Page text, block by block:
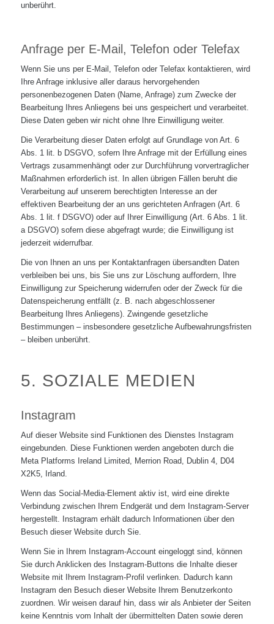
unberührt.
Anfrage per E-Mail, Telefon oder Telefax
Wenn Sie uns per E-Mail, Telefon oder Telefax kontaktieren, wird
Ihre Anfrage inklusive aller daraus hervorgehenden
personenbezogenen Daten (Name, Anfrage) zum Zwecke der
Bearbeitung Ihres Anliegens bei uns gespeichert und verarbeitet.
Diese Daten geben wir nicht ohne Ihre Einwilligung weiter.
Die Verarbeitung dieser Daten erfolgt auf Grundlage von Art. 6
Abs. 1 lit. b DSGVO, sofern Ihre Anfrage mit der Erfüllung eines
Vertrags zusammenhängt oder zur Durchführung vorvertraglicher
Maßnahmen erforderlich ist. In allen übrigen Fällen beruht die
Verarbeitung auf unserem berechtigten Interesse an der
effektiven Bearbeitung der an uns gerichteten Anfragen (Art. 6
Abs. 1 lit. f DSGVO) oder auf Ihrer Einwilligung (Art. 6 Abs. 1 lit.
a DSGVO) sofern diese abgefragt wurde; die Einwilligung ist
jederzeit widerrufbar.
Die von Ihnen an uns per Kontaktanfragen übersandten Daten
verbleiben bei uns, bis Sie uns zur Löschung auffordern, Ihre
Einwilligung zur Speicherung widerrufen oder der Zweck für die
Datenspeicherung entfällt (z. B. nach abgeschlossener
Bearbeitung Ihres Anliegens). Zwingende gesetzliche
Bestimmungen – insbesondere gesetzliche Aufbewahrungsfristen
– bleiben unberührt.
5. SOZIALE MEDIEN
Instagram
Auf dieser Website sind Funktionen des Dienstes Instagram
eingebunden. Diese Funktionen werden angeboten durch die
Meta Platforms Ireland Limited, Merrion Road, Dublin 4, D04
X2K5, Irland.
Wenn das Social-Media-Element aktiv ist, wird eine direkte
Verbindung zwischen Ihrem Endgerät und dem Instagram-Server
hergestellt. Instagram erhält dadurch Informationen über den
Besuch dieser Website durch Sie.
Wenn Sie in Ihrem Instagram-Account eingeloggt sind, können
Sie durch Anklicken des Instagram-Buttons die Inhalte dieser
Website mit Ihrem Instagram-Profil verlinken. Dadurch kann
Instagram den Besuch dieser Website Ihrem Benutzerkonto
zuordnen. Wir weisen darauf hin, dass wir als Anbieter der Seiten
keine Kenntnis vom Inhalt der übermittelten Daten sowie deren